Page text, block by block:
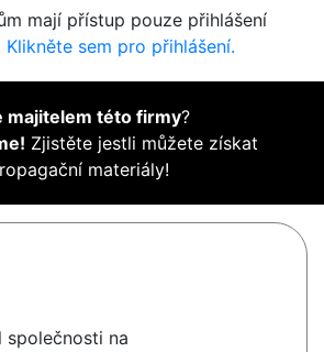
mají přístup pouze přihlášení
Klikněte sem pro přihlášení.
majitelem této firmy?
Zjistěte jestli můžete získat
materiály!
na